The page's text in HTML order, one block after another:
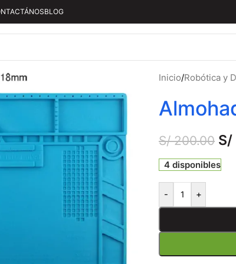
BLOG
Inicio/Robótica y
S/200.00 S/
4 disponibles
- +